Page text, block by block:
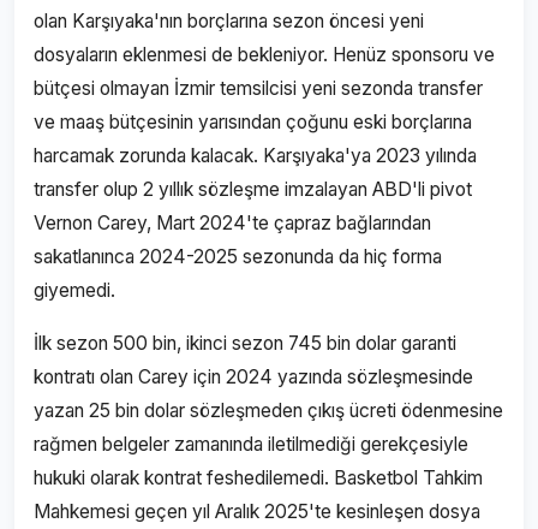
olan Karşıyaka'nın borçlarına sezon öncesi yeni
dosyaların eklenmesi de bekleniyor. Henüz sponsoru ve
bütçesi olmayan İzmir temsilcisi yeni sezonda transfer
ve maaş bütçesinin yarısından çoğunu eski borçlarına
harcamak zorunda kalacak. Karşıyaka'ya 2023 yılında
transfer olup 2 yıllık sözleşme imzalayan ABD'li pivot
Vernon Carey, Mart 2024'te çapraz bağlarından
sakatlanınca 2024-2025 sezonunda da hiç forma
giyemedi.
İlk sezon 500 bin, ikinci sezon 745 bin dolar garanti
kontratı olan Carey için 2024 yazında sözleşmesinde
yazan 25 bin dolar sözleşmeden çıkış ücreti ödenmesine
rağmen belgeler zamanında iletilmediği gerekçesiyle
hukuki olarak kontrat feshedilemedi. Basketbol Tahkim
Mahkemesi geçen yıl Aralık 2025'te kesinleşen dosya